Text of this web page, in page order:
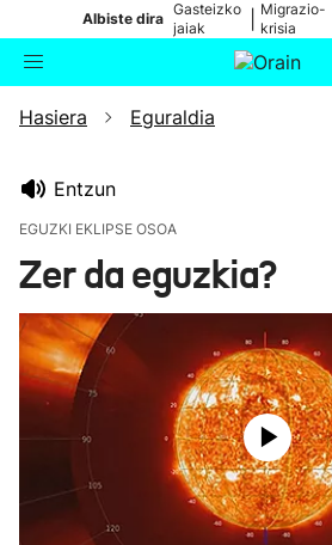
Albiste dira
Gasteizko
jaiak
Migrazio-
krisia
Bilatzailea
Ikusmiran
Eguraldia
Hasiera Eguraldia
Entzun
EGUZKI EKLIPSE OSOA
Zer da eguzkia?